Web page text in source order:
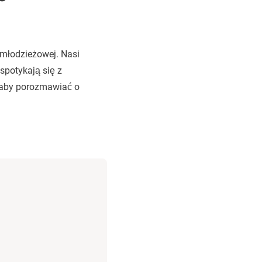
Nasi
się z
porozmawiać o